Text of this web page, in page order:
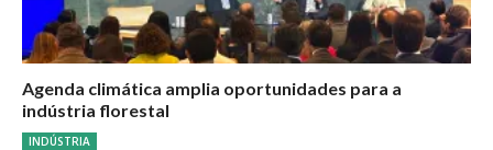
Agenda climática amplia oportunidades para a
indústria florestal
INDÚSTRIA